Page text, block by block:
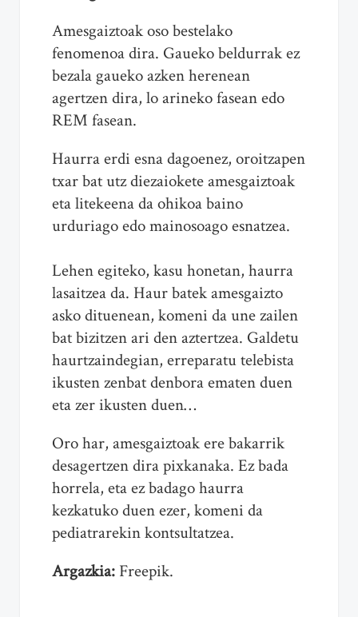
Amesgaiztoak oso bestelako
fenomenoa dira. Gaueko beldurrak ez
bezala gaueko azken herenean
agertzen dira, lo arineko fasean edo
REM fasean.
Haurra erdi esna dagoenez, oroitzapen
txar bat utz diezaiokete amesgaiztoak
eta litekeena da ohikoa baino
urduriago edo mainosoago esnatzea.
Lehen egiteko, kasu honetan, haurra
lasaitzea da. Haur batek amesgaizto
asko dituenean, komeni da une zailen
bat bizitzen ari den aztertzea. Galdetu
haurtzaindegian, erreparatu telebista
ikusten zenbat denbora ematen duen
eta zer ikusten duen…
Oro har, amesgaiztoak ere bakarrik
desagertzen dira pixkanaka. Ez bada
horrela, eta ez badago haurra
kezkatuko duen ezer, komeni da
pediatrarekin kontsultatzea.
Argazkia: Freepik.